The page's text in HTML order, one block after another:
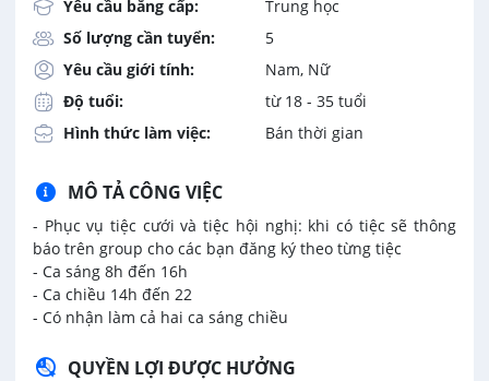
Yêu cầu bằng cấp:
Trung học
Số lượng cần tuyển:
5
Yêu cầu giới tính:
Nam, Nữ
Độ tuổi:
từ 18 - 35 tuổi
Hình thức làm việc:
Bán thời gian
MÔ TẢ CÔNG VIỆC
- Phục vụ tiệc cưới và tiệc hội nghị: khi có tiệc sẽ thông
báo trên group cho các bạn đăng ký theo từng tiệc
- Ca sáng 8h đến 16h
- Ca chiều 14h đến 22
- Có nhận làm cả hai ca sáng chiều
QUYỀN LỢI ĐƯỢC HƯỞNG